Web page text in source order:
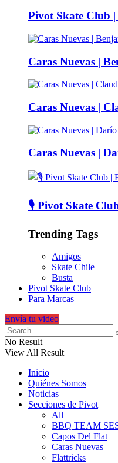
Pivot Skate Club
Caras Nuevas |
Caras Nuevas |
Caras Nuevas |
🎙️ Pivot Skate
Trending Tags
Amigos
Skate Chile
Busta
Pivot Skate Club
Para Marcas
Envía tu video
No Result
View All Result
Inicio
Quiénes Somos
Noticias
Secciones de Pivot
All
BBQ TEAM
Capos Del Flat
Caras Nuevas
Flattricks